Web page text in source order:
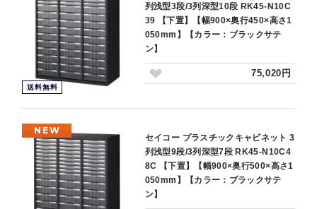
送料無料
列浅型3段/3列深型10段 RK45-N10C
39 【下置】【幅900×奥行450×高さ1
050mm】【カラー：ブラックサテ
ン】
75,020円
NEW
セイコー プラスチックキャビネット 3
列浅型9段/3列深型7段 RK45-N10C4
8C 【下置】【幅900×奥行500×高さ1
050mm】【カラー：ブラックサテ
ン】